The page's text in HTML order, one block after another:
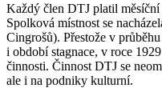
Každý člen DTJ platil
Spolková místnost se
Cingrošů). Přestože v
i období stagnace, v roce
činnosti. Činnost DTJ se
ale i na podniky kulturní.